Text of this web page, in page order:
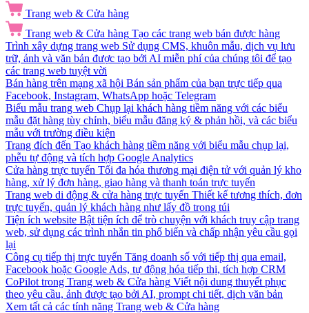
Trang web & Cửa hàng
Trang web & Cửa hàng Tạo các trang web bán được hàng
Trình xây dựng trang web Sử dụng CMS, khuôn mẫu, dịch vụ lưu
trữ, ảnh và văn bản được tạo bởi AI miễn phí của chúng tôi để tạo
các trang web tuyệt vời
Bán hàng trên mạng xã hội Bán sản phẩm của bạn trực tiếp qua
Facebook, Instagram, WhatsApp hoặc Telegram
Biểu mẫu trang web Chụp lại khách hàng tiềm năng với các biểu
mẫu đặt hàng tùy chỉnh, biểu mẫu đăng ký & phản hồi, và các biểu
mẫu với trường điều kiện
Trang đích đến Tạo khách hàng tiềm năng với biểu mẫu chụp lại,
phễu tự động và tích hợp Google Analytics
Cửa hàng trực tuyến Tối đa hóa thương mại điện tử với quản lý kho
hàng, xử lý đơn hàng, giao hàng và thanh toán trực tuyến
Trang web di động & cửa hàng trực tuyến Thiết kế tương thích, đơn
trực tuyến, quản lý khách hàng như lấy đồ trong túi
Tiện ích website Bật tiện ích để trò chuyện với khách truy cập trang
web, sử dụng các trình nhắn tin phổ biến và chấp nhận yêu cầu gọi
lại
Công cụ tiếp thị trực tuyến Tăng doanh số với tiếp thị qua email,
Facebook hoặc Google Ads, tự động hóa tiếp thị, tích hợp CRM
CoPilot trong Trang web & Cửa hàng Viết nội dung thuyết phục
theo yêu cầu, ảnh được tạo bởi AI, prompt chi tiết, dịch văn bản
Xem tất cả các tính năng Trang web & Cửa hàng